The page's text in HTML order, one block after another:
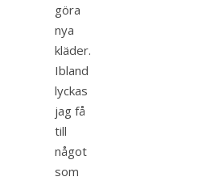
göra
nya
kläder.
Ibland
lyckas
jag få
till
något
som